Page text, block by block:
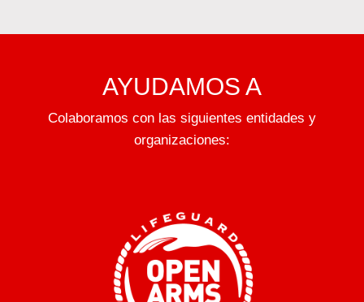
AYUDAMOS A
Colaboramos con las siguientes entidades y
organizaciones: